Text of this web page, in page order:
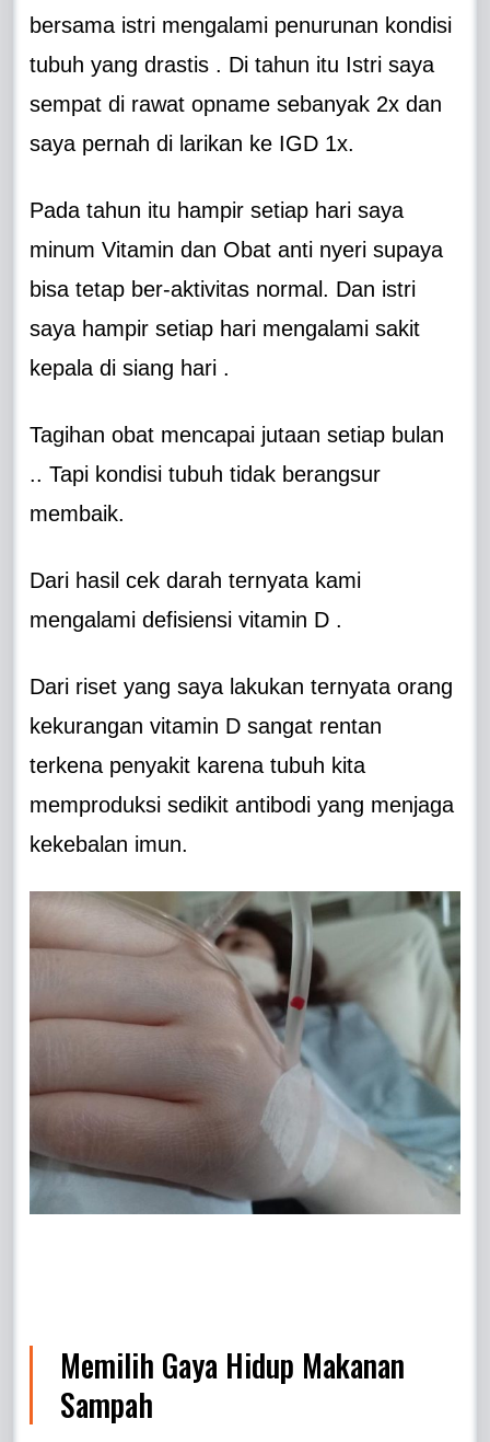
bersama istri mengalami penurunan kondisi
tubuh yang drastis . Di tahun itu Istri saya
sempat di rawat opname sebanyak 2x dan
saya pernah di larikan ke IGD 1x.
Pada tahun itu hampir setiap hari saya
minum Vitamin dan Obat anti nyeri supaya
bisa tetap ber-aktivitas normal. Dan istri
saya hampir setiap hari mengalami sakit
kepala di siang hari .
Tagihan obat mencapai jutaan setiap bulan
.. Tapi kondisi tubuh tidak berangsur
membaik.
Dari hasil cek darah ternyata kami
mengalami defisiensi vitamin D .
Dari riset yang saya lakukan ternyata orang
kekurangan vitamin D sangat rentan
terkena penyakit karena tubuh kita
memproduksi sedikit antibodi yang menjaga
kekebalan imun.
Memilih Gaya Hidup Makanan
Sampah